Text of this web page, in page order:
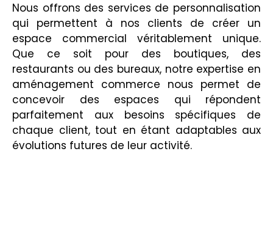
Nous offrons des services de personnalisation
qui permettent à nos clients de créer un
espace commercial véritablement unique.
Que ce soit pour des boutiques, des
restaurants ou des bureaux, notre expertise en
aménagement commerce nous permet de
concevoir des espaces qui répondent
parfaitement aux besoins spécifiques de
chaque client, tout en étant adaptables aux
évolutions futures de leur activité.